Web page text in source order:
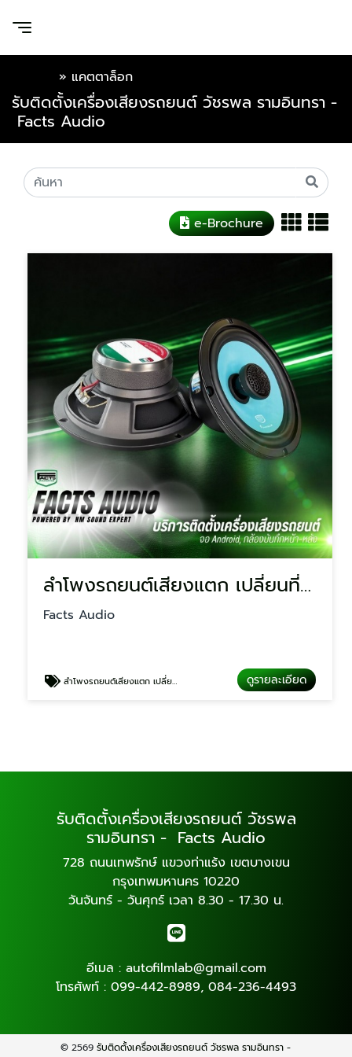
» แคตตาล็อก
รับติดตั้งเครื่องเสียงรถยนต์ วัชรพล รามอินทรา -
Facts Audio
e-Brochure
ลำโพงรถยนต์เสียงแตก เปลี่ยนที่ไหนดี
Facts Audio
ลำโพงรถยนต์เสียงแตก เปลี่ยนที่ไหนดี ดูรายละเอียด
รับติดตั้งเครื่องเสียงรถยนต์ วัชรพล
รามอินทรา - Facts Audio
728 ถนนเทพรักษ์ แขวงท่าแร้ง เขตบางเขน
กรุงเทพมหานคร 10220
วันจันทร์ - วันศุกร์ เวลา 8.30 - 17.30 น.
อีเมล : autofilmlab@gmail.com
โทรศัพท์ : 099-442-8989, 084-236-4493
© 2569รับติดตั้งเครื่องเสียงรถยนต์ วัชรพล รามอินทรา -